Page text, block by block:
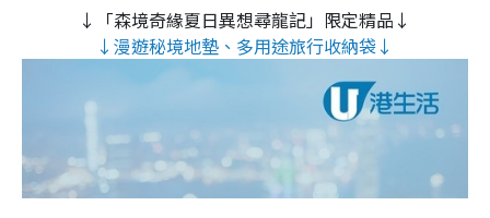
↓「森境奇緣夏日異想尋龍記」限定精品↓
↓漫遊秘境地墊、多用途旅行收納袋↓